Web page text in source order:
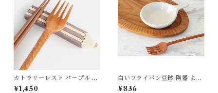
カトラリーレスト パープル 齋
藤奈月
¥1,450
白いフライパン豆鉢 陶器 よし
ざわ窯
¥836